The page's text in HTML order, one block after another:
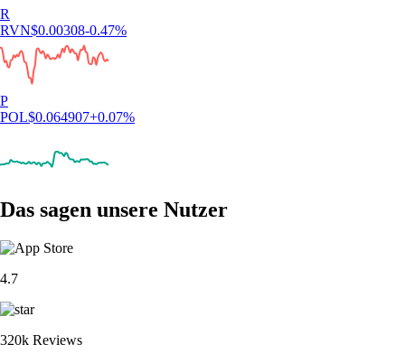
R
RVN$0.00308-0.47%
P
POL$0.064907+0.07%
Das sagen unsere Nutzer
4.7
320k Reviews